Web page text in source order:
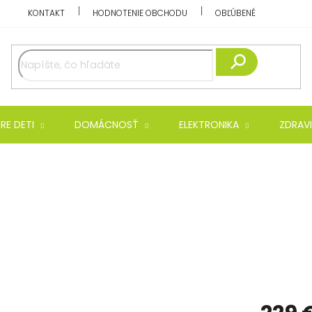
KONTAKT HODNOTENIE OBCHODU OBĽÚBENÉ
DETI DOMÁCNOSŤ ELEKTRONIKA